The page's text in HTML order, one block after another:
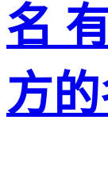
名
方